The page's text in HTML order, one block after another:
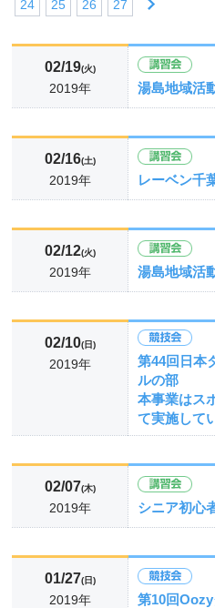
24
25 26 27
02/19(火)
2019年 湯島地域活
02/16(土)
2019年 レーベン千
02/12(火)
2019年 湯島地域活
02/10(日)
2019年
第44回日本
ルの部
本事業はス
て実施して
02/07(木)
2019年 シニア初心
01/27(日)
2019年 第10回